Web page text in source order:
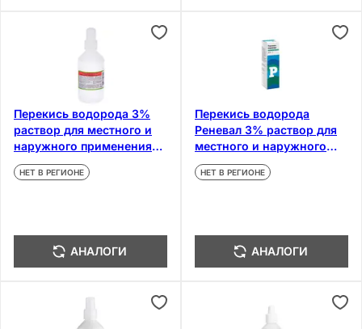
Перекись водорода 3%
раствор для местного и
наружного применения
100 мл
НЕТ В РЕГИОНЕ
АНАЛОГИ
Перекись водорода
Реневал 3% раствор для
местного и наружного
применения 25 мл
НЕТ В РЕГИОНЕ
АНАЛОГИ